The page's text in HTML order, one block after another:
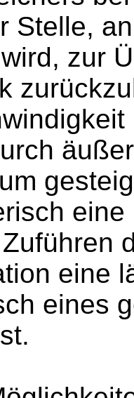
Stelle,
zur
eine
eines